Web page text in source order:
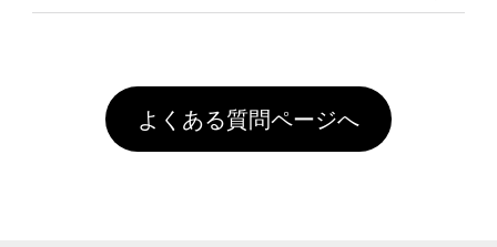
文回数により会員ランク割引(最大5%)が適用
頂いても、ログインがされていなければ、ラン
クにカウントがされません。
を塗布しており、短納期・低価格で商品をお届
害な性質で、水洗いで落とすことが可能です。
お手数ですが、お客様ご自身にて着用前に落と
していただけますようお願いいたします。※1
通常注文・直送機能でのご注文に関わらず、前
像(JPEG,PNG,GIF,PDF)に変換、またはAdobe
引」などによるお値引きで4,000円未満になる
場合は送料がかかりますので、ご注意くださ
い。
よくある質問ページへ